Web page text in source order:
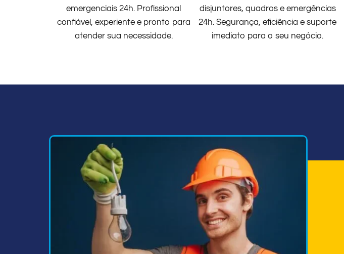
emergenciais 24h. Profissional
confiável, experiente e pronto para
atender sua necessidade.
disjuntores, quadros e emergências
24h. Segurança, eficiência e suporte
imediato para o seu negócio.